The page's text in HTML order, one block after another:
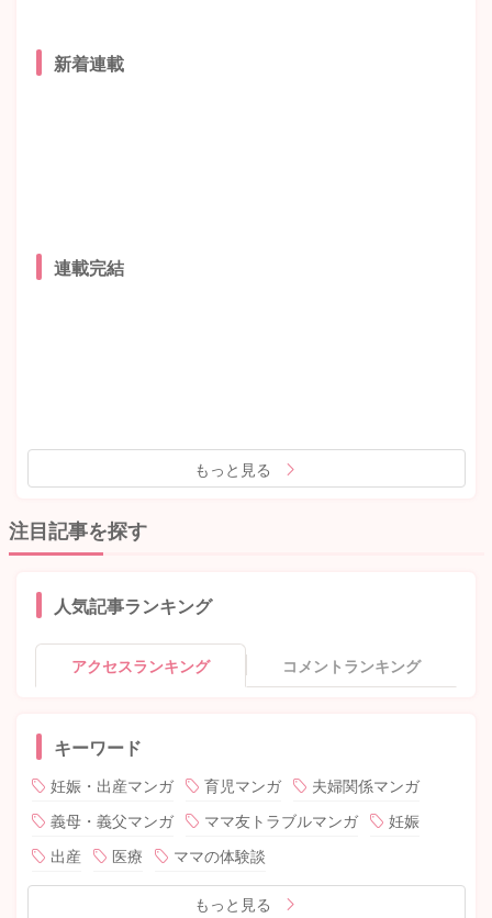
新着連載
連載完結
もっと見る
注目記事を探す
人気記事ランキング
アクセスランキング コメントランキング
キーワード
妊娠・出産マンガ 育児マンガ
夫婦関係マンガ
義母・義父マンガ
ママ友トラブルマンガ
妊娠
出産
医療 ママの体験談
もっと見る